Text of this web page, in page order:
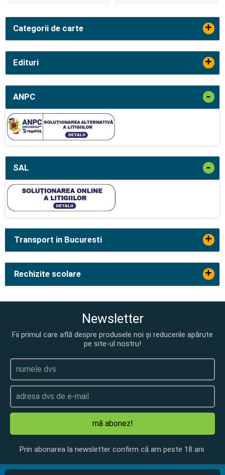
Categorii de carte +
Edituri +
ANPC -
SAL -
Transport in Bucuresti +
Rechizite scolare +
Newsletter
Fii primul care află despre produsele noi și reducerile apărute
pe site-ul nostru!
mă abonez!
Prin abonarea la newsletter confirm că am peste 18 ani.